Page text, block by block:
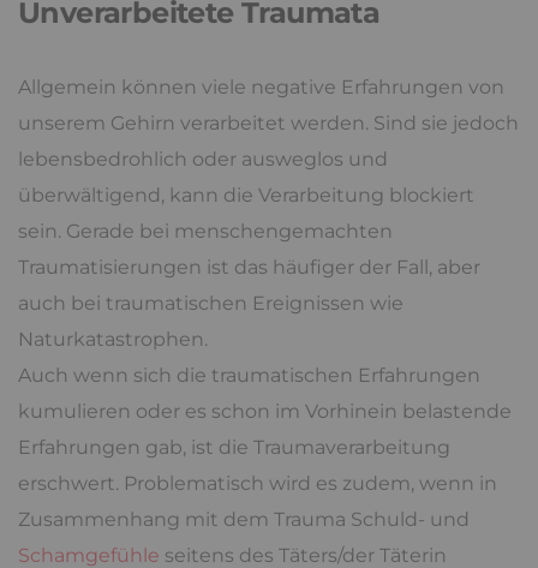
Unverarbeitete Traumata
Allgemein können viele negative Erfahrungen von
unserem Gehirn verarbeitet werden. Sind sie jedoch
lebensbedrohlich oder ausweglos und
überwältigend, kann die Verarbeitung blockiert
sein. Gerade bei menschengemachten
Traumatisierungen ist das häufiger der Fall, aber
auch bei traumatischen Ereignissen wie
Naturkatastrophen.
Auch wenn sich die traumatischen Erfahrungen
kumulieren oder es schon im Vorhinein belastende
Erfahrungen gab, ist die Traumaverarbeitung
erschwert. Problematisch wird es zudem, wenn in
Zusammenhang mit dem Trauma Schuld- und
Schamgefühle seitens des Täters/der Täterin